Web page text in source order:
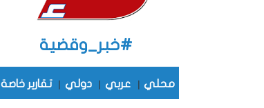
#خبر_وقضية
محلي | عربي | دولي | تقارير خاصة